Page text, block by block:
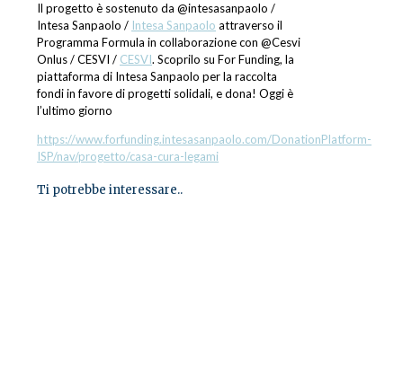
Il progetto è sostenuto da @intesasanpaolo /
Intesa Sanpaolo / Intesa Sanpaolo attraverso il
Programma Formula in collaborazione con @Cesvi
Onlus / CESVI / CESVI. Scoprilo su For Funding, la
piattaforma di Intesa Sanpaolo per la raccolta
fondi in favore di progetti solidali, e dona! Oggi è
l’ultimo giorno
https://www.forfunding.intesasanpaolo.com/DonationPlatform-
ISP/nav/progetto/casa-cura-legami
Ti potrebbe interessare..